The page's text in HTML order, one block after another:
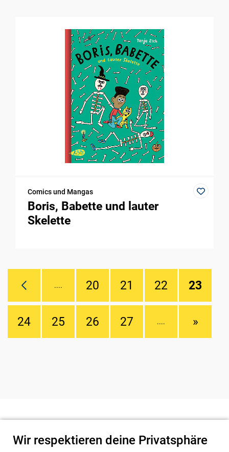
Comics und Mangas
Boris, Babette und lauter
Skelette
.... 20 21 22 23
24 25 26 27 .... »
Wir respektieren deine Privatsphäre